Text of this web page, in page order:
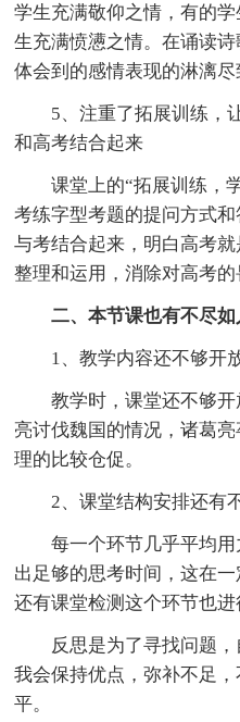
学生充满敬仰之情，有的
生充满愤懑之情。在诵读
体会到的感情表现的淋漓尽
5、注重了拓展训练，
和高考结合起来
课堂上的“拓展训练，
考练字型考题的提问方式
与考结合起来，明白高考
整理和运用，消除对高考的
二、本节课也有不尽如
1、教学内容还不够开
教学时，课堂还不够
亮讨伐魏国的情况，诸葛
理的比较仓促。
2、课堂结构安排还有
每一个环节几乎平均
出足够的思考时间，这在一
还有课堂检测这个环节也进
反思是为了寻找问题
我会保持优点，弥补不足
平。